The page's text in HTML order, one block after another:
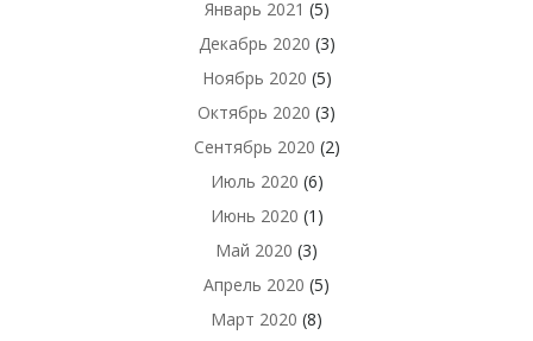
Январь 2021 (5)
Декабрь 2020 (3)
Ноябрь 2020 (5)
Октябрь 2020 (3)
Сентябрь 2020 (2)
Июль 2020 (6)
Июнь 2020 (1)
Май 2020 (3)
Апрель 2020 (5)
Март 2020 (8)